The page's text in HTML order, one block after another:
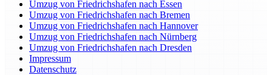
Umzug von Friedrichshafen nach Essen
Umzug von Friedrichshafen nach Bremen
Umzug von Friedrichshafen nach Hannover
Umzug von Friedrichshafen nach Nürnberg
Umzug von Friedrichshafen nach Dresden
Impressum
Datenschutz